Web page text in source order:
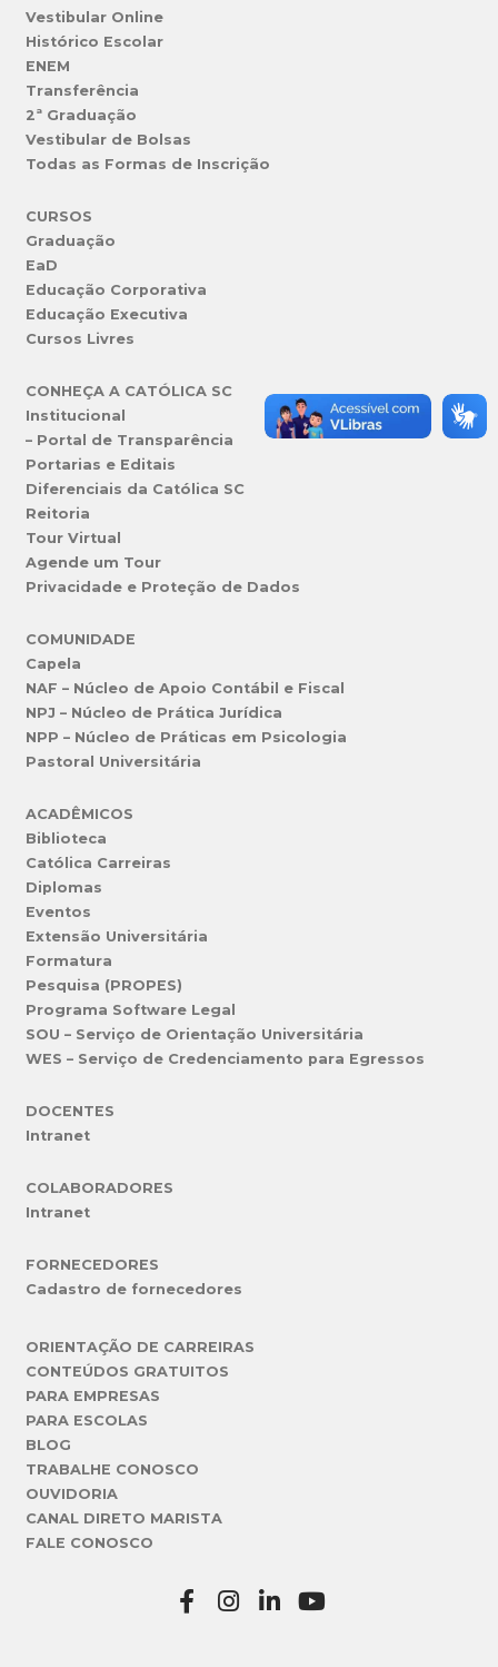
Vestibular Online
Histórico Escolar
ENEM
Transferência
2ª Graduação
Vestibular de Bolsas
Todas as Formas de Inscrição
CURSOS
Graduação
EaD
Educação Corporativa
Educação Executiva
Cursos Livres
CONHEÇA A CATÓLICA SC
Institucional
– Portal de Transparência
Portarias e Editais
Diferenciais da Católica SC
Reitoria
Tour Virtual
Agende um Tour
Privacidade e Proteção de Dados
COMUNIDADE
Capela
NAF – Núcleo de Apoio Contábil e Fiscal
NPJ – Núcleo de Prática Jurídica
NPP – Núcleo de Práticas em Psicologia
Pastoral Universitária
ACADÊMICOS
Biblioteca
Católica Carreiras
Diplomas
Eventos
Extensão Universitária
Formatura
Pesquisa (PROPES)
Programa Software Legal
SOU – Serviço de Orientação Universitária
WES – Serviço de Credenciamento para Egressos
DOCENTES
Intranet
COLABORADORES
Intranet
FORNECEDORES
Cadastro de fornecedores
ORIENTAÇÃO DE CARREIRAS
CONTEÚDOS GRATUITOS
PARA EMPRESAS
PARA ESCOLAS
BLOG
TRABALHE CONOSCO
OUVIDORIA
CANAL DIRETO MARISTA
FALE CONOSCO